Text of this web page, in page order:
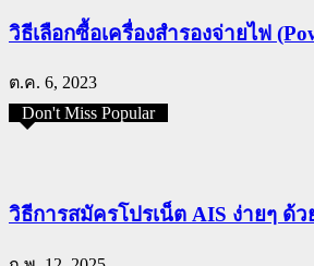
วิธีเลือกซื้อเครื่องสำรองจ่ายไฟ
ต.ค. 6, 2023
Don't Miss Popular
วิธีการสมัครโปรเน็ต AIS ง่ายๆ ด้ว